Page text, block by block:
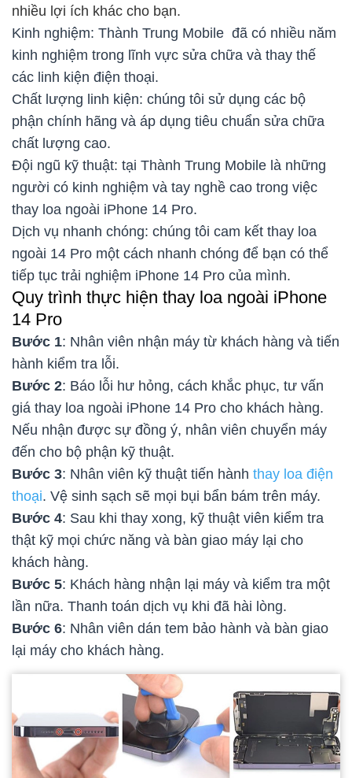
nhiều lợi ích khác cho bạn.
Kinh nghiệm: Thành Trung Mobile đã có nhiều năm
kinh nghiệm trong lĩnh vực sửa chữa và thay thế
các linh kiện điện thoại.
Chất lượng linh kiện: chúng tôi sử dụng các bộ
phận chính hãng và áp dụng tiêu chuẩn sửa chữa
chất lượng cao.
Đội ngũ kỹ thuật: tại Thành Trung Mobile là những
người có kinh nghiệm và tay nghề cao trong việc
thay loa ngoài iPhone 14 Pro.
Dịch vụ nhanh chóng: chúng tôi cam kết thay loa
ngoài 14 Pro một cách nhanh chóng để bạn có thể
tiếp tục trải nghiệm iPhone 14 Pro của mình.
Quy trình thực hiện thay loa ngoài iPhone
14 Pro
Bước 1: Nhân viên nhận máy từ khách hàng và tiến
hành kiểm tra lỗi.
Bước 2: Báo lỗi hư hỏng, cách khắc phục, tư vấn
giá thay loa ngoài iPhone 14 Pro cho khách hàng.
Nếu nhận được sự đồng ý, nhân viên chuyển máy
đến cho bộ phận kỹ thuật.
Bước 3: Nhân viên kỹ thuật tiến hành thay loa điện
thoại. Vệ sinh sạch sẽ mọi bụi bẩn bám trên máy.
Bước 4: Sau khi thay xong, kỹ thuật viên kiểm tra
thật kỹ mọi chức năng và bàn giao máy lại cho
khách hàng.
Bước 5: Khách hàng nhận lại máy và kiểm tra một
lần nữa. Thanh toán dịch vụ khi đã hài lòng.
Bước 6: Nhân viên dán tem bảo hành và bàn giao
lại máy cho khách hàng.